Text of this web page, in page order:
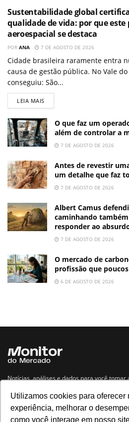
Utilizamos cookies para oferecer
experiência, melhorar o
como você interage em nosso
Sustentabilidade global
qualidade de vida: por que este
aeroespacial se destaca
POR ANA 7 DE AGOSTO DE 2026
Cidade brasileira raramente entra
causa de gestão pública. No Vale
conseguiu: São...
LEIA MAIS
O que faz um
além de controlar a
7 DE AGOSTO DE 2026
Antes de revestir
um detalhe que faz
7 DE AGOSTO DE 2026
Albert Camus
caminhando
responder ao
7 DE AGOSTO DE 2026
O mercado de
profissão que
6 DE AGOSTO DE 2026
Notícias, análises e dados para você tomar
Navegue no site
Últimas notícias Quem somos E-